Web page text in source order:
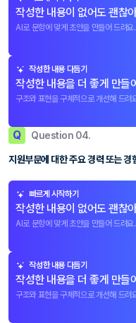
작성한 내용이 없어도 괜찮
AI로 문항에 맞게 초안을 만들어 드려요.
작성한 내용 다듬기
작성한 내용을 더 좋게 만들
구조와 표현을 구체적으로 개선해 드려
Q Question 04.
지원부문에 대한 주요 경력 또는 경
빠르게 시작하기
작성한 내용이 없어도 괜찮
AI로 문항에 맞게 초안을 만들어 드려요.
작성한 내용 다듬기
작성한 내용을 더 좋게 만들
구조와 표현을 구체적으로 개선해 드려